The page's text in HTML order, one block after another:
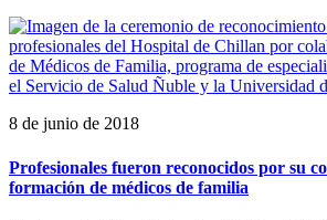
8 de junio de 2018
Profesionales fueron reconocidos por su
formación de médicos de familia